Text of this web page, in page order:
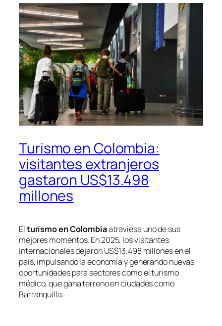
Turismo en Colombia:
visitantes extranjeros
gastaron US$13.498
millones
Elturismo en Colombiaatraviesa uno de sus
mejores momentos. En 2025, los visitantes
internacionales dejaron US$13.498 millones en el
país, impulsando la economía y generando nuevas
oportunidades para sectores como el turismo
médico, que gana terreno en ciudades como
Barranquilla.